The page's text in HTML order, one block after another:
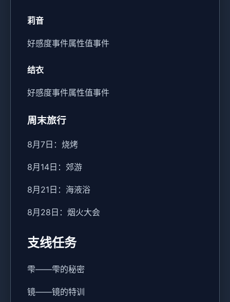
莉音
好感度事件属性值事件
结衣
好感度事件属性值事件
周末旅行
8月7日：烧烤
8月14日：郊游
8月21日：海液浴
8月28日：烟火大会
支线任务
雫——雫的秘密
镜——镜的特训